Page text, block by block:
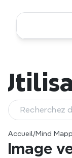
Accueil/Mind
Image
Recherchez
et des